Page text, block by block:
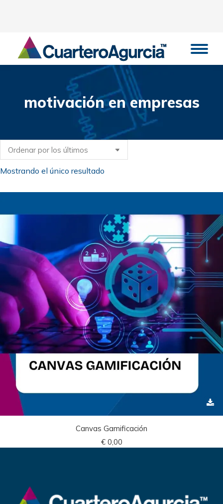
motivación en empresas
Estás aquí:
Mostrando el único resultado
Canvas Gamificación
€0,00